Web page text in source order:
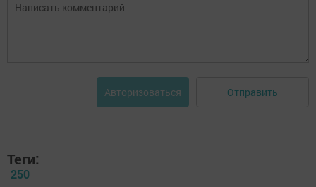
Авторизоваться Отправить
Теги:
250